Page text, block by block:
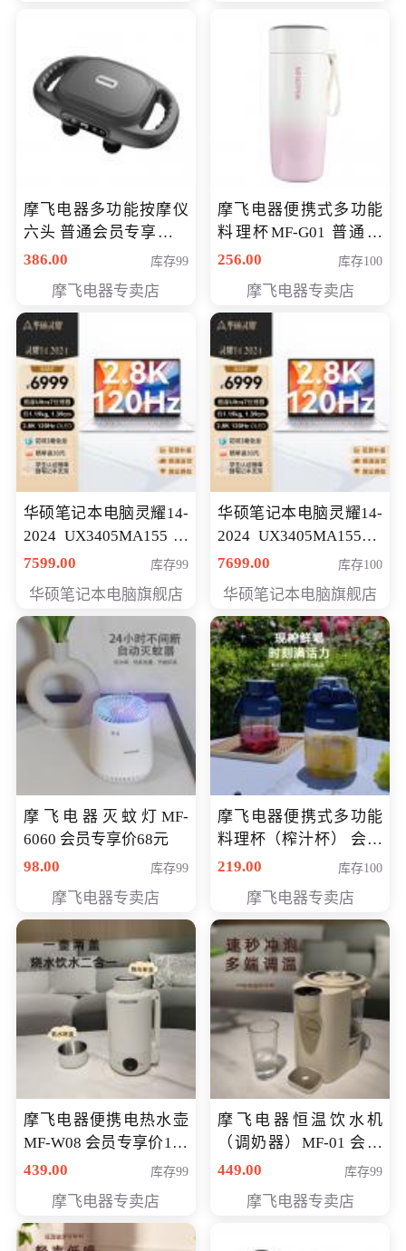
摩飞电器多功能按摩仪
六头 普通会员专享价格
199元
386.00 库存99
摩飞电器专卖店
摩飞电器便携式多功能
料理杯MF-G01 普通会
员专享价格128元
256.00 库存100
摩飞电器专卖店
华硕笔记本电脑灵耀14-
2024 UX3405MA155冰
川银 oled 智慧轻薄本 会
7599.00 库存99
华硕笔记本电脑旗舰店
华硕笔记本电脑灵耀14-
2024 UX3405MA155夜
空蓝 oled 智慧轻薄本 会
7699.00 库存100
华硕笔记本电脑旗舰店
摩飞电器灭蚊灯MF-
6060 会员专享价68元
98.00
库存99
摩飞电器专卖店
摩飞电器便携式多功能
料理杯（榨汁杯） 会员
专享价118元
219.00 库存100
摩飞电器专卖店
摩飞电器便携电热水壶
MF-W08 会员专享价198
元
439.00 库存99
摩飞电器专卖店
摩飞电器恒温饮水机
（调奶器）MF-01 会员
专享价366元
449.00 库存99
摩飞电器专卖店